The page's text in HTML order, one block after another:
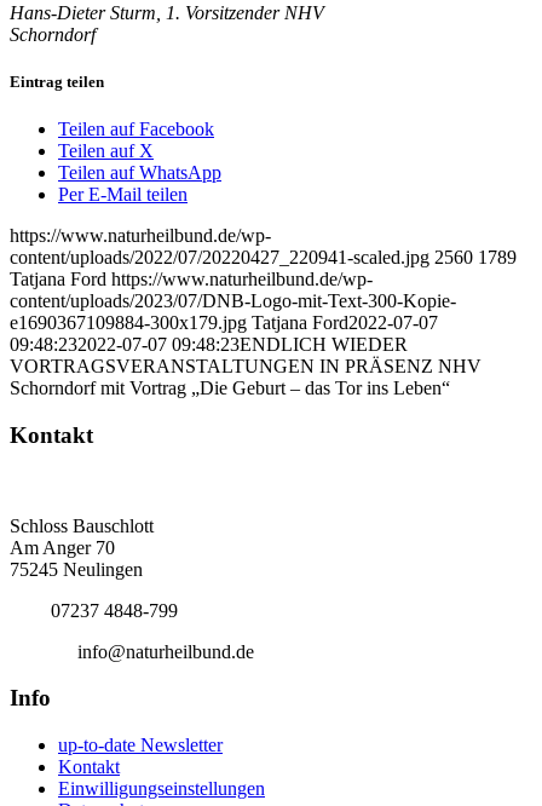
Hans-Dieter Sturm, 1. Vorsitzender NHV
Schorndorf
Eintrag teilen
Teilen auf Facebook
Teilen auf X
Teilen auf WhatsApp
Per E-Mail teilen
https://www.naturheilbund.de/wp-
content/uploads/2022/07/20220427_220941-scaled.jpg 2560 1789
Tatjana Ford https://www.naturheilbund.de/wp-
content/uploads/2023/07/DNB-Logo-mit-Text-300-Kopie-
e1690367109884-300x179.jpg Tatjana Ford2022-07-07
09:48:232022-07-07 09:48:23ENDLICH WIEDER
VORTRAGSVERANSTALTUNGEN IN PRÄSENZ NHV
Schorndorf mit Vortrag „Die Geburt – das Tor ins Leben“
Kontakt
Schloss Bauschlott
Am Anger 70
75245 Neulingen
07237 4848-799
info@naturheilbund.de
Info
up-to-date Newsletter
Kontakt
Einwilligungseinstellungen